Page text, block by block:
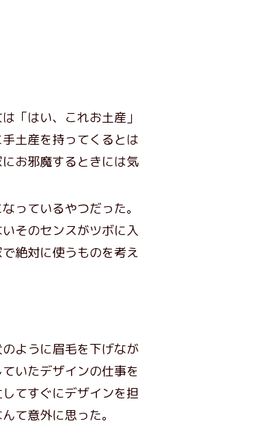
「はい、これお土産」
土産を持ってくるとは
お邪魔するときには気
っているやつだった。
そのセンスがツボに入
絶対に使うものを考え
ように眉毛を下げなが
いたデザインの仕事を
てすぐにデザインを担
て意外に思った。